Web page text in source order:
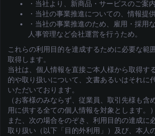
・当社より、新商品・サービスのご案
・当社の事業推進についての、情報提
・当社の事業推進のため、雇用・採用
人事管理など会社運営を行うため。
これらの利用目的を達成するために必要な範
取得します。
当社は、個人情報を直接ご本人様から取得す
的や取り扱いについて、文書あるいはそれに
いただいております。
（お客様のみならず、従業員、取引先様も含
用に供する全ての個人情報を対象とします。）
また、次の場合をのぞき、利用目的の達成に
取り扱い（以下「目的外利用」）及び、本人